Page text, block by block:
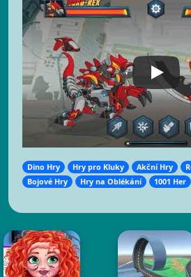
Dino Hry Hry pro Kluky Akční Hry
Bojové Hry
Hry na Oblékání 1001 Her